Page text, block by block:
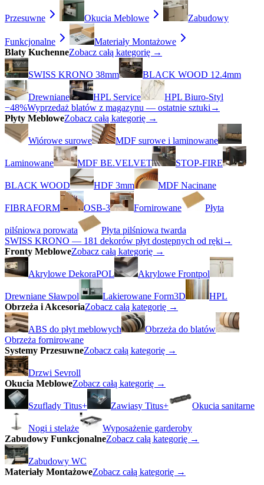
Przesuwne Okucia Meblowe Zabudowy
Funkcjonalne
Materiały Montażowe
Blaty KuchenneZobacz całą kategorię →
SWISS KRONO 38mm BLACK WOOD 12.4mm
Drewniane HPL Service
HPL Biuro-Styl
−48%Wyprzedaż blatów z magazynu — ostatnie sztuki →
Płyty MebloweZobacz całą kategorię →
Wiórowe surowe MDF surowe i laminowane
Laminowane MDF BE.VELVET STOP-FIRE
BLACK WOOD HDF 3mm MDF Nacinane
FIBRAFORM OSB-3 Fornirowane Płyta
pilśniowa porowata
Płyta pilśniowa twarda
SWISS KRONO — 181 dekorów płyt dostępnych od ręki →
Fronty MebloweZobacz całą kategorię →
Akrylowe DekoraPOL Akrylowe Frontpol
Drewniane Sławpol Lakierowane Form3D
HPL
Obrzeża i AkcesoriaZobacz całą kategorię →
ABS do płyt meblowych
Obrzeża do blatów
Obrzeża fornirowane
Systemy PrzesuwneZobacz całą kategorię →
Drzwi Sevroll
Okucia MebloweZobacz całą kategorię →
Szuflady Titus+ Zawiasy Titus+ Okucia sanitarne
Nogi i stelaże
Wyposażenie garderoby
Zabudowy FunkcjonalneZobacz całą kategorię →
Zabudowy WC
Materiały MontażoweZobacz całą kategorię →